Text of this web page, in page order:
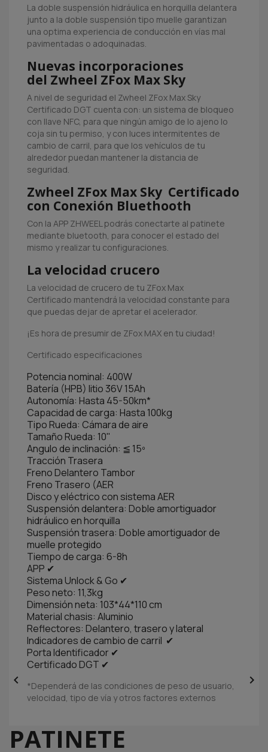
 
La doble suspensión hidráulica en horquilla delantera
junto a la doble suspensión tipo muelle garantizan
una optima experiencia de conducción en vías mal
pavimentadas o adoquinadas.
Nuevas incorporaciones
del Zwheel ZFox Max Sky
A nivel de seguridad el Zwheel ZFox Max Sky
Certificado DGT cuenta con: un sistema de bloqueo
con llave NFC, para que ningún amigo de lo ajeno lo
coja sin tu permiso, y con luces intermitentes de
cambio de carril, para que los vehículos de tu
alrededor puedan mantener la distancia de
seguridad.
Zwheel ZFox Max Sky Certificado
con Conexión Bluethooth
Con la APP ZHWEEL podrás conectarte al patinete
mediante bluetooth, para conocer el estado del
mismo y realizar tu configuraciones.
La velocidad crucero
La velocidad de crucero de tu ZFox Max
Certificado mantendrá la velocidad constante para
que puedas dejar de apretar el acelerador.
¡Es hora de presumir de ZFox MAX en tu ciudad!
Certificado especificaciones
Potencia nominal: 400W
Batería (HPB) litio 36V 15Ah
Autonomía: Hasta 45-50km*
Capacidad de carga: Hasta 100kg
Tipo Rueda: Cámara de aire
Tamaño Rueda: 10"
Angulo de inclinación: ≦ 15º
Tracción Trasera
Freno Delantero Tambor
Freno Trasero (AER
Disco y eléctrico con sistema AER
Suspensión delantera: Doble amortiguador
hidráulico en horquilla
Suspensión trasera: Doble amortiguador de
muelle protegido
Tiempo de carga: 6-8h
APP ✔
Sistema Unlock & Go ✔
Peso neto: 11,3kg
Dimensión neta: 103*44*110 cm
Material chasis: Aluminio
Reflectores: Delantero, trasero y lateral
Indicadores de cambio de carril ✔
Porta Identificador ✔
Certificado DGT ✔
*Dependerá de las condiciones de peso de usuario,
velocidad, tipo de vía y otros factores externos
PATINETE